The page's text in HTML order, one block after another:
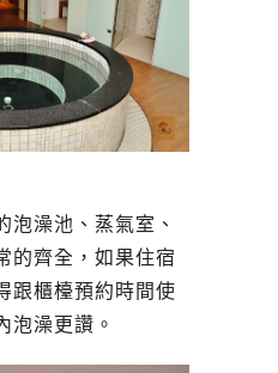
泡澡池、蒸氣室、
的齊全，如果住宿
跟櫃檯預約時間使
泡澡更讚。